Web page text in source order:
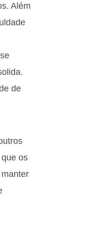
Além
de
os